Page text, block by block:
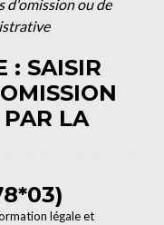
d'omission ou de
: SAISIR
LA
légale et